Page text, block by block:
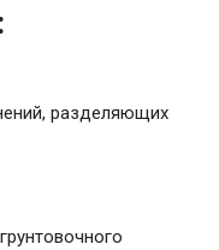
разделяющих